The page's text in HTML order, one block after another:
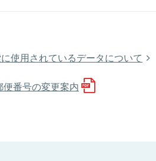
使用されているデータについて
番号の変更案内